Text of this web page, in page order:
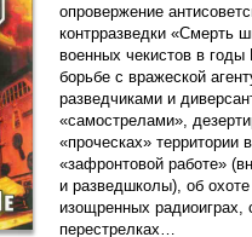
опровержение
контрразведки «Смерть
военных чекистов в
борьбе с вражеской
разведчиками и
«самострелами»,
«проческах» территории
«зафронтовой работе»
и разведшколы), об
изощренных радиоиграх,
перестрелках…